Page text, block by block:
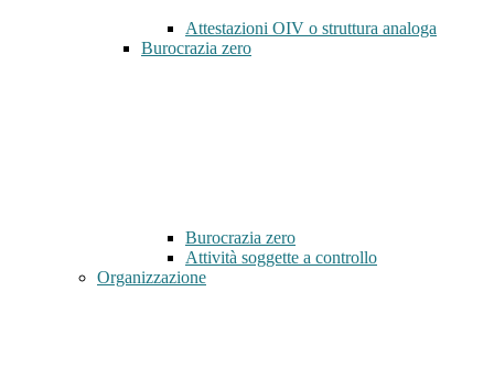
Attestazioni OIV o struttura analoga
Burocrazia zero
Burocrazia zero
Attività soggette a controllo
Organizzazione